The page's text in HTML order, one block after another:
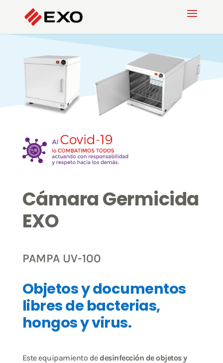
Cámara Germicida
EXO
PAMPA UV-100
Objetos y documentos
libres de bacterias,
hongos y virus.
Este equipamiento dedesinfección de objetos y